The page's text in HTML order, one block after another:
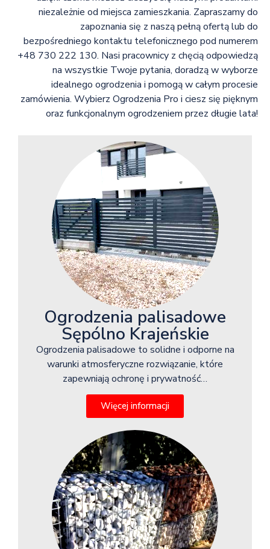
niezależnie od miejsca zamieszkania. Zapraszamy do
zapoznania się z naszą pełną ofertą lub do
bezpośredniego kontaktu telefonicznego pod numerem
+48 730 222 130. Nasi pracownicy z chęcią odpowiedzą
na wszystkie Twoje pytania, doradzą w wyborze
idealnego ogrodzenia i pomogą w całym procesie
zamówienia. Wybierz Ogrodzenia Pro i ciesz się pięknym
oraz funkcjonalnym ogrodzeniem przez długie lata!
Ogrodzenia palisadowe
Sępólno Krajeńskie
Ogrodzenia palisadowe to solidne i odporne na
warunki atmosferyczne rozwiązanie, które
zapewniają ochronę i prywatność…
Więcej informacji